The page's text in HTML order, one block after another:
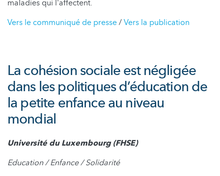
maladies qui l'affectent.
Vers le communiqué de presse/Vers la publication
La cohésion sociale est négligée
dans les politiques d’éducation de
la petite enfance au niveau
mondial
Université du Luxembourg (FHSE)
Education / Enfance / Solidarité